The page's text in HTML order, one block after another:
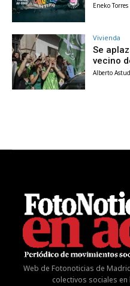
Eneko Torres
Vivienda
Se
vecino
Alberto
Web de Fotonoticias de
colectivos sociales